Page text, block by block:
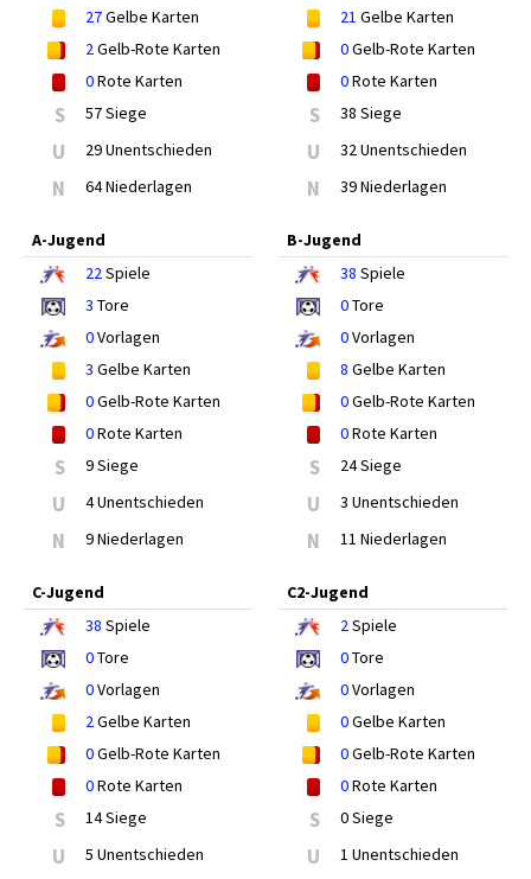
27Gelbe Karten
2Gelb-Rote Karten
0Rote Karten
S 57 Siege
U 29 Unentschieden
N 64 Niederlagen
21 Gelbe Karten
0Gelb-Rote Karten
0Rote Karten
S 38 Siege
U 32 Unentschieden
N 39 Niederlagen
A-Jugend
22Spiele
3 Tore
0Vorlagen
3 Gelbe Karten
0Gelb-Rote Karten
0Rote Karten
S 9 Siege
U 4 Unentschieden
N 9 Niederlagen
B-Jugend
38 Spiele
0Tore
0Vorlagen
8 Gelbe Karten
0Gelb-Rote Karten
0Rote Karten
S 24 Siege
U 3 Unentschieden
N 11 Niederlagen
C-Jugend
38 Spiele
0Tore
0Vorlagen
2Gelbe Karten
0Gelb-Rote Karten
0Rote Karten
S 14 Siege
U 5 Unentschieden
C2-Jugend
2Spiele
0Tore
0Vorlagen
0Gelbe Karten
0Gelb-Rote Karten
0Rote Karten
S 0 Siege
U 1 Unentschieden